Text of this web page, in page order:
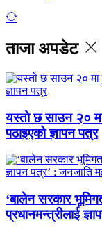
ताजा अपडेट
यस्तो छ साउन २० मा
पठाइएको ज्ञापन पत्र
‘बालेन सरकार
प्रधानमन्त्रीलाई